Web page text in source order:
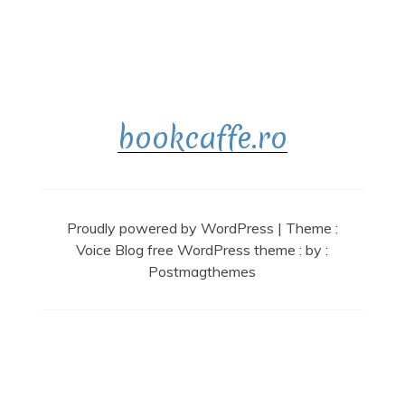
bookcaffe.ro
Proudly powered by WordPress | Theme :
Voice Blog free WordPress theme: by :
Postmagthemes